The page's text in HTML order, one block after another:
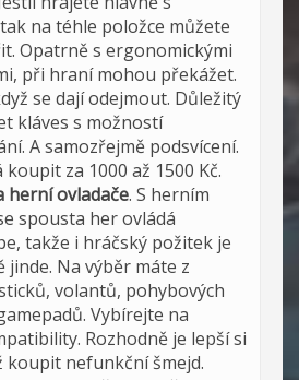
na téhle položce můžete
Opatrně s ergonomickými
při hraní mohou překážet.
se dají odejmout. Důležitý
kláves s možností
A samozřejmě podsvícení.
koupit za 1000 až 1500 Kč.
herní ovladače. S herním
spousta her ovládá
takže i hráčský požitek je
jinde. Na výběr máte z
volantů, pohybových
Vybírejte na
Rozhodně je lepší si
koupit nefunkční šmejd.